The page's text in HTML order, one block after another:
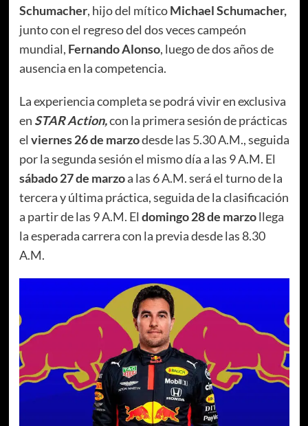
Schumacher, hijo del míticoMichael Schumacher,
junto con el regreso del dos veces campeón
mundial, Fernando Alonso, luego de dos años de
ausencia en la competencia.
La experiencia completa se podrá vivir en exclusiva
en STAR Action,con la primera sesión de prácticas
el viernes 26 de marzodesde las 5.30 A.M., seguida
por la segunda sesión el mismo día a las 9 A.M. El
sábado 27 de marzoa las 6 A.M. será el turno de la
tercera y última práctica, seguida de la clasificación
a partir de las 9 A.M. El domingo 28 de marzollega
la esperada carrera con la previa desde las 8.30
A.M.